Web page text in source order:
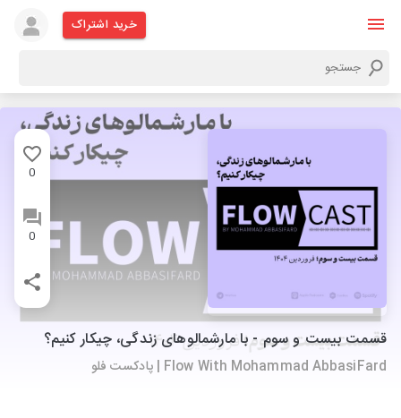
خرید اشتراک
0
0
قسمت بیست و سوم - با مارشمالوهای زندگی، چیکار کنیم؟
Flow With Mohammad AbbasiFard | پادکست فلو